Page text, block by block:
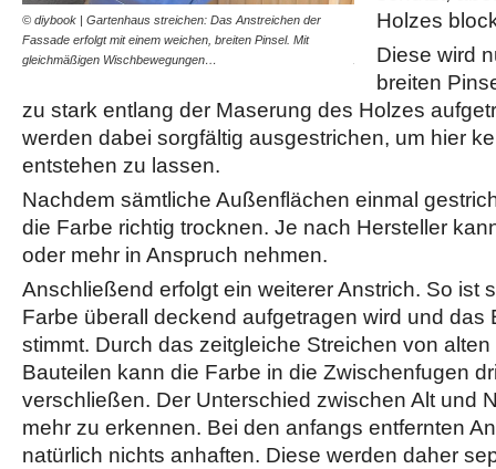
© diybook | Gartenhaus streichen: Das Anstreichen der
Fassade erfolgt mit einem weichen, breiten Pinsel. Mit
gleichmäßigen Wischbewegungen…
© diybook | Das
Anstrich vorgenommen,…
Holzes
Diese wird
breiten
zu stark entlang der Maserung des Holzes
werden dabei sorgfältig ausgestrichen, um hier
entstehen zu lassen.
Nachdem sämtliche Außenflächen einmal
die Farbe richtig trocknen. Je nach Hersteller
oder mehr in Anspruch nehmen.
Anschließend erfolgt ein weiterer Anstrich. So ist
Farbe überall deckend aufgetragen wird und das
stimmt. Durch das zeitgleiche Streichen von
Bauteilen kann die Farbe in die Zwischenfugen
verschließen. Der Unterschied zwischen Alt und
mehr zu erkennen. Bei den anfangs entfernten
natürlich nichts anhaften. Diese werden daher